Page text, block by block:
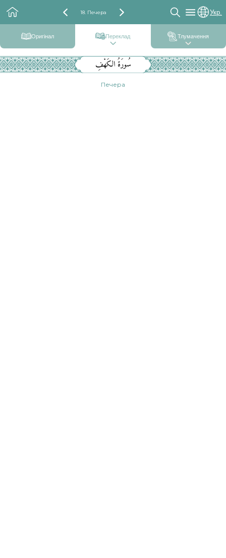
18. Печера Укр.
Оригінал Переклад Тлумачення
سُورَةُ الكَهْفِ
Печера